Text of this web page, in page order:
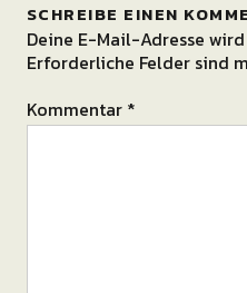
SCHREIBE EINEN
Deine E-Mail-Adresse
Erforderliche Felder sind
Kommentar *